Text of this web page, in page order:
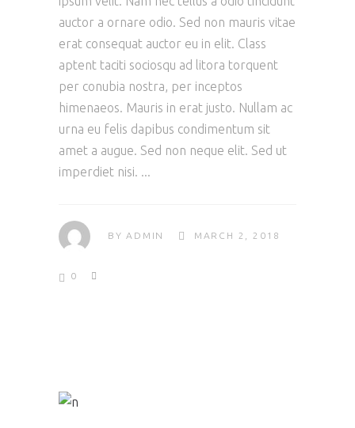
auctor a ornare odio. Sed non mauris vitae
erat consequat auctor eu in elit. Class
aptent taciti sociosqu ad litora torquent
per conubia nostra, per inceptos
himenaeos. Mauris in erat justo. Nullam ac
urna eu felis dapibus condimentum sit
amet a augue. Sed non neque elit. Sed ut
imperdiet nisi.
BYADMIN MARCH 2, 2018
0